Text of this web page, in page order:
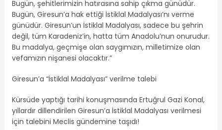
Bugün, şehitlerimizin hatırasına sahip çıkma günüdür.
Bugün, Giresun’a hak ettiği İstiklal Madalyası’nı verme
günüdür. Giresun’un İstiklal Madalyası, sadece bu şehrin
değil, tüm Karadeniz’in, hatta tüm Anadolu’nun onurudur.
Bu madalya, geçmişe olan saygımızın, milletimize olan
vefamızın nişanesi olacaktır.”
Giresun’a “İstiklal Madalyası” verilme talebi
Kürsüde yaptığı tarihi konuşmasında Ertuğrul Gazi Konal,
yıllardır dillendirilen Giresun’a İstiklal Madalyası verilmesi
için talebini Meclis gündemine taşıdı!